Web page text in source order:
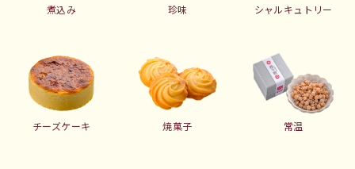
煮込み 珍味 シャルキュトリー
チーズケーキ 焼菓子 常温